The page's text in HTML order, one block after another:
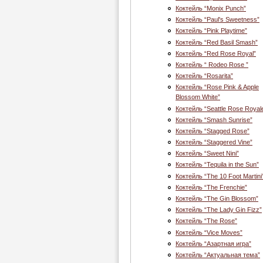
Коктейль “Monix Punch”
Коктейль “Paul's Sweetness”
Коктейль “Pink Playtime”
Коктейль “Red Basil Smash”
Коктейль “Red Rose Royal”
Коктейль “ Rodeo Rose ”
Коктейль “Rosarita”
Коктейль “Rose Pink & Apple
Blossom White”
Коктейль “Seattle Rose
Коктейль “Smash Sunrise”
Коктейль “Stagged Rose”
Коктейль “Staggered Vine”
Коктейль “Sweet Nini”
Коктейль “Tequila in the Sun”
Коктейль “The 10 Foot
Коктейль “The Frenchie”
Коктейль “The Gin Blossom”
Коктейль “The Lady Gin Fizz”
Коктейль “The Rose”
Коктейль “Vice Moves”
Коктейль “Азартная игра”
Коктейль “Актуальная тема”